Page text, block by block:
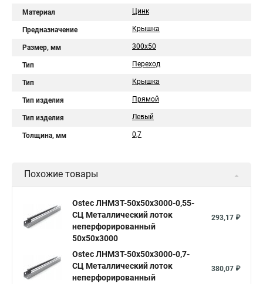
Материал Цинк
Предназначение Крышка
Размер, мм 300х50
Тип Переход
Тип Крышка
Тип изделия Прямой
Тип изделия Левый
Толщина, мм 0,7
Похожие товары
Ostec ЛНМЗТ-50х50х3000-0,55-
СЦ Металлический лоток
неперфорированный
50х50х3000
293,17 ₽
Ostec ЛНМЗТ-50х50х3000-0,7-
СЦ Металлический лоток
неперфорированный
380,07 ₽